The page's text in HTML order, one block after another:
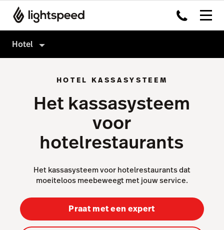
Hotel
Kassasysteem
Kitchen Display System
Capital
Advanced Insights
Order Anywhere
Hardware
Multi-locatie
Prijzen
Klanten
Geen hotel?
HOTEL KASSASYSTEEM
Het kassasysteem
voor
hotelrestaurants
Het kassasysteem voor hotelrestaurants dat
moeiteloos meebeweegt met jouw service.
Praat met een expert